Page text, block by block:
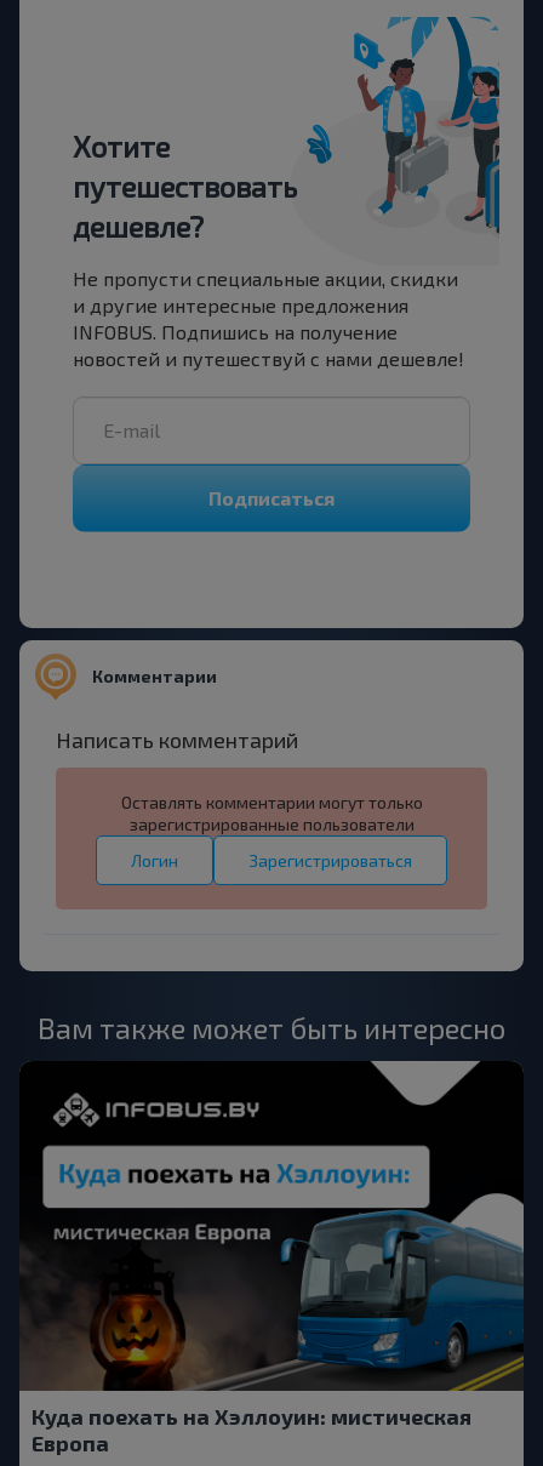
Хотите
путешествовать
дешевле?
Не пропусти специальные акции, скидки
и другие интересные предложения
INFOBUS. Подпишись на получение
новостей и путешествуй с нами дешевле!
Подписаться
Комментарии
Написать комментарий
Оставлять комментарии могут только
зарегистрированные пользователи
Логин
Зарегистрироваться
Вам также может быть интересно
Куда поехать на Хэллоуин: мистическая
Европа